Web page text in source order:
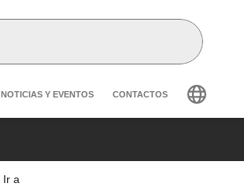
Header secondary
NOTICIAS Y EVENTOS CONTACTOS
Ir a